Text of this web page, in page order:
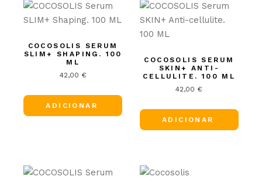
COCOSOLIS SERUM
SLIM+ SHAPING. 100
ML
42,00 €
ADICIONAR
COCOSOLIS SERUM
SKIN+ ANTI-
CELLULITE. 100 ML
42,00 €
ADICIONAR